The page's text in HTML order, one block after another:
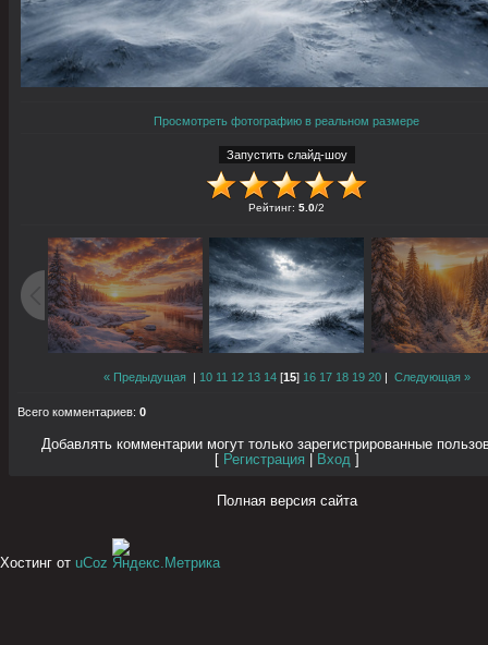
Просмотреть фотографию в реальном размере
Рейтинг: 5.0/2
« Предыдущая | 10 11 12 13 14 [15] 16 17 18 19 20 | Следующая »
Всего комментариев: 0
Добавлять комментарии могут только зарегистрированные
Регистрация Вход
Полная версия сайта
Хостинг от uCoz